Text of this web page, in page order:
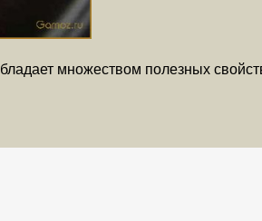
множеством полезных